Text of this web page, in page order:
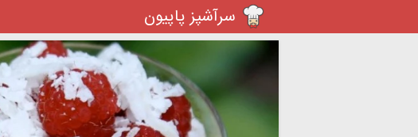
سرآشپز پاپیون